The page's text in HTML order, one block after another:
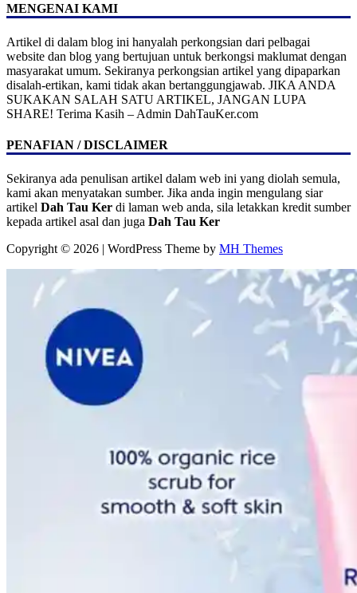
MENGENAI KAMI
Artikel di dalam blog ini hanyalah perkongsian dari pelbagai
website dan blog yang bertujuan untuk berkongsi maklumat dengan
masyarakat umum. Sekiranya perkongsian artikel yang dipaparkan
disalah-ertikan, kami tidak akan bertanggungjawab. JIKA ANDA
SUKAKAN SALAH SATU ARTIKEL, JANGAN LUPA
SHARE! Terima Kasih – Admin DahTauKer.com
PENAFIAN / DISCLAIMER
Sekiranya ada penulisan artikel dalam web ini yang diolah semula,
kami akan menyatakan sumber. Jika anda ingin mengulang siar
artikel Dah Tau Ker di laman web anda, sila letakkan kredit sumber
kepada artikel asal dan juga Dah Tau Ker
Copyright © 2026 | WordPress Theme by MH Themes